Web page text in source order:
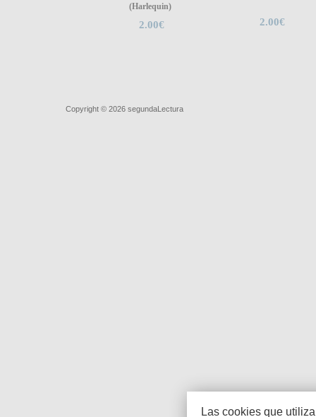
(Harlequin)
2.00€ 2.00€
Copyright © 2026 segundaLectura
Las cookies que